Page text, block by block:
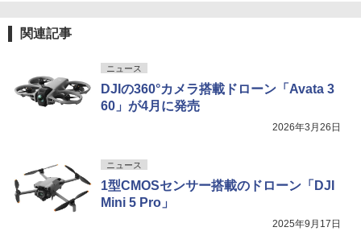
関連記事
ニュース
DJIの360°カメラ搭載ドローン「Avata 3
60」が4月に発売
2026年3月26日
ニュース
1型CMOSセンサー搭載のドローン「DJI
Mini 5 Pro」
2025年9月17日